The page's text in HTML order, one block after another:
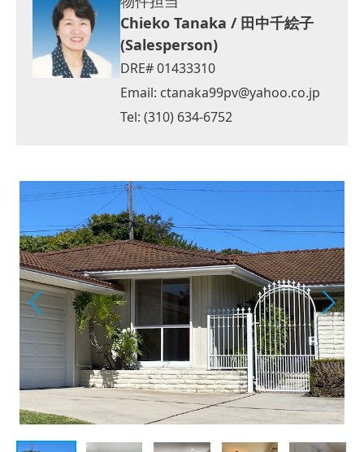
Chieko Tanaka / 田中千絵子
(Salesperson)
DRE# 01433310
Email: ctanaka99pv@yahoo.co.jp
Tel: (310) 634-6752